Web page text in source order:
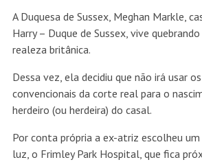
A Duquesa de Sussex, Meghan Markle,
Harry – Duque de Sussex, vive
realeza britânica.
Dessa vez, ela decidiu que não irá usar
convencionais da corte real para o
herdeiro (ou herdeira) do casal.
Por conta própria a ex-atriz escolheu
luz, o Frimley Park Hospital, que fica